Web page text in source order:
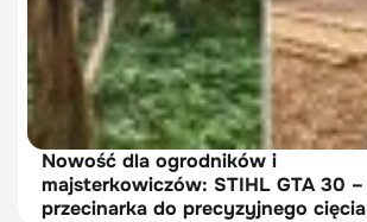
Nowość dla ogrodników i
majsterkowiczów: STIHL GTA 30 –
przecinarka do precyzyjnego cięcia